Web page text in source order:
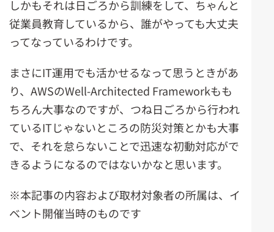
しかもそれは日ごろから訓練をして、ちゃんと
従業員教育しているから、誰がやっても大丈夫
ってなっているわけです。
まさにIT運用でも活かせるなって思うときがあ
り、AWSのWell-Architected Frameworkもも
ちろん大事なのですが、つね日ごろから行われ
ているITじゃないところの防災対策とかも大事
で、それを怠らないことで迅速な初動対応がで
きるようになるのではないかなと思います。
※本記事の内容および取材対象者の所属は、イ
ベント開催当時のものです